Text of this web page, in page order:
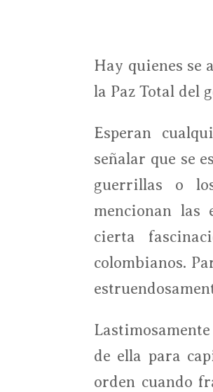
Hay quienes se
la Paz Total del
Esperan
señalar que se
guerrillas o
mencionan las
cierta
colombianos.
de ella para
orden cuando